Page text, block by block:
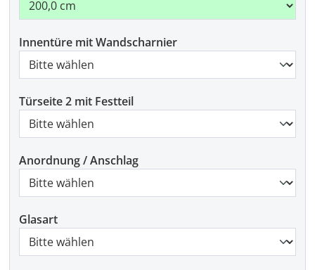
Innentüre mit Wandscharnier
Türseite 2 mit Festteil
Anordnung / Anschlag
Glasart